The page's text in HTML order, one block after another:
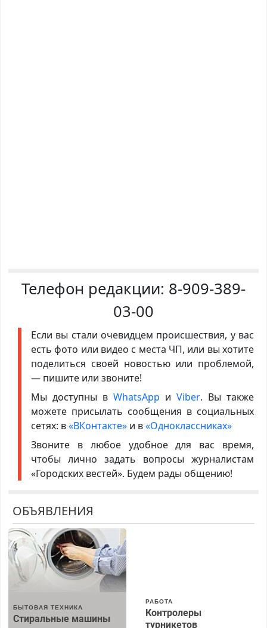
Телефон редакции: 8-909-389-
03-00
Если вы стали очевидцем происшествия, у вас
есть фото или видео с места ЧП, или вы хотите
поделиться своей новостью или проблемой,
— пишите или звоните!
Мы доступны в WhatsApp иViber. Вы также
можете присылать сообщения в социальных
сетях: в«ВКонтакте»и в«Одноклассниках»
Звоните в любое удобное для вас время,
чтобы лично задать вопросы журналистам
«Городских вестей». Будем рады общению!
ОБЪЯВЛЕНИЯ
БЫТОВАЯ ТЕХНИКА
Стиральные машины
РАБОТА
Контролеры
турникетов